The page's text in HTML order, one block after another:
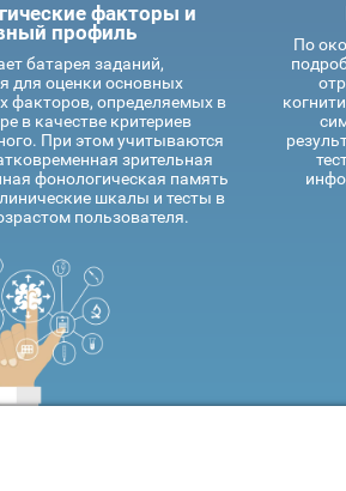
факторы и
профиль
батарея заданий,
для оценки основных
факторов, определяемых в
в качестве критериев
При этом учитываются
зрительная
фонологическая память
шкалы и тесты в
пользователя.
По